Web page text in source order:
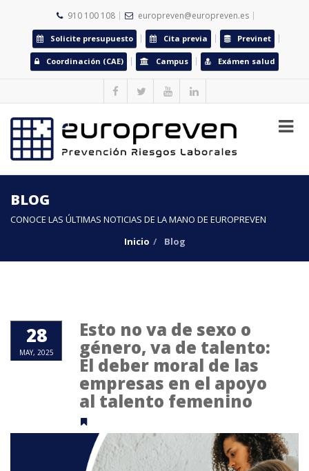
910 100 108 europreven@europreven.es
Solicite presupuesto Cita previa Previnet
Coordinación (CAE) Campus Exámen salud
BLOG
CONOCE LAS ÚLTIMAS NOTICIAS DE LA MANO DE EUROPREVEN
Inicio
Blog
28
MAY, 2025
Esto no va de sexo o
género, va de talento:
El deber moral de las
empresas en el apoyo
al talento femenino